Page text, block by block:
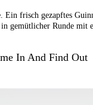
frisch gezapftes
gemütlicher Runde
In And Find Out